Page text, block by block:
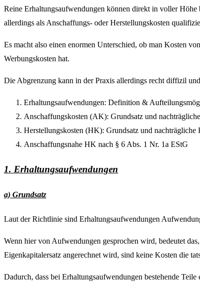
Reine Erhaltungsaufwendungen können direkt in voller
allerdings als Anschaffungs- oder Herstellungskosten
Es macht also einen enormen Unterschied, ob man Kosten
Werbungskosten hat.
Die Abgrenzung kann in der Praxis allerdings recht diffizil
Erhaltungsaufwendungen: Definition &
Anschaffungskosten (AK): Grundsatz und
Herstellungskosten (HK): Grundsatz und nachträgliche
Anschaffungsnahe HK nach § 6 Abs. 1 Nr. 1a EStG
1. Erhaltungsaufwendungen
a) Grundsatz
Laut der Richtlinie sind Erhaltungsaufwendungen
Wenn hier von Aufwendungen gesprochen wird, bedeutet
Eigenkapitalersatz angerechnet wird, sind keine Kosten die
Dadurch, dass bei Erhaltungsaufwendungen bestehende